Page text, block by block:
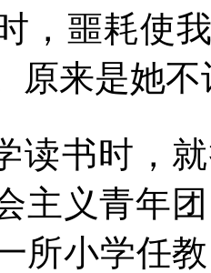
，噩耗使
原来是她
读书时，
主义青年
所小学任